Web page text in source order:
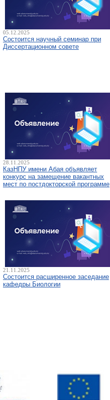
05.12.2025
Состоится научный семинар при
Диссертационном совете
28.11.2025
КазНПУ имени Абая объявляет
конкурс на замещение вакантных
мест по постдокторской программе
21.11.2025
Состоится расширенное заседание
кафедры Биологии